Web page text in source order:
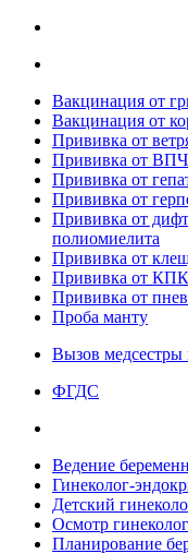
Вакцинация от
Вакцинация от
Прививка от
Прививка от ВПЧ
Прививка от
Прививка от
Прививка от
полиомиелита
Прививка от
Прививка от КПК
Прививка от
Проба манту
Вызов медсестры
ФГДС
Ведение
Гинеколог-
Детский
Осмотр
Планирование